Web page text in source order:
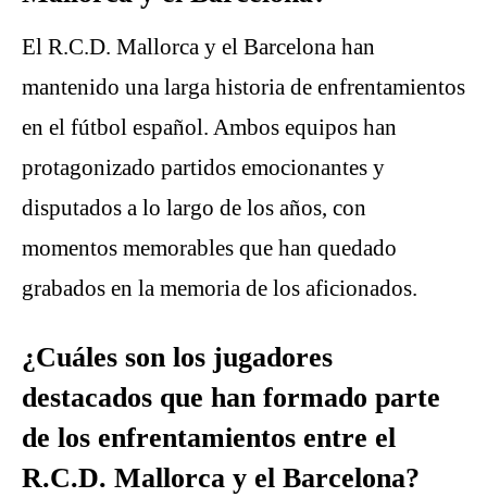
El R.C.D. Mallorca y el Barcelona han
mantenido una larga historia de enfrentamientos
en el fútbol español. Ambos equipos han
protagonizado partidos emocionantes y
disputados a lo largo de los años, con
momentos memorables que han quedado
grabados en la memoria de los aficionados.
¿Cuáles son los jugadores
destacados que han formado parte
de los enfrentamientos entre el
R.C.D. Mallorca y el Barcelona?